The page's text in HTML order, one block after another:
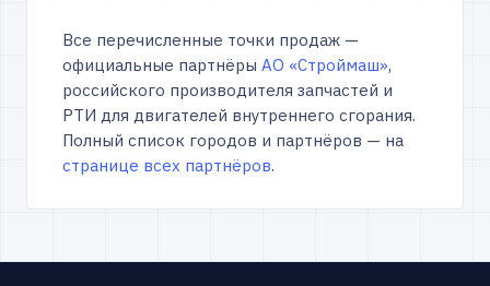
Все перечисленные точки продаж —
официальные партнёры АО «Строймаш»,
российского производителя запчастей и
РТИ для двигателей внутреннего сгорания.
Полный список городов и партнёров — на
странице всех партнёров.